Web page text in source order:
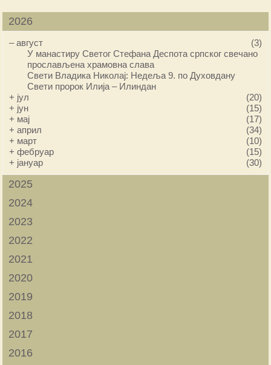
2026
–август
(3)
У манастиру Светог Стефана Деспота српског свечано
прослављена храмовна слава
Свети Владика Николај: Недеља 9. по Духовдану
Свети пророк Илија – Илиндан
+ јул
(20)
+ јун
(15)
+ мај
(17)
+април
(34)
+ март
(10)
+фебруар
(15)
+ јануар (30)
2025
2024
2023
2022
2021
2020
2019
2018
2017
2016